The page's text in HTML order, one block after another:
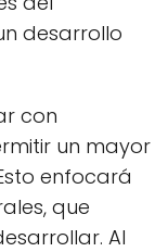
desarrollo
con
un mayor
enfocará
que
Al